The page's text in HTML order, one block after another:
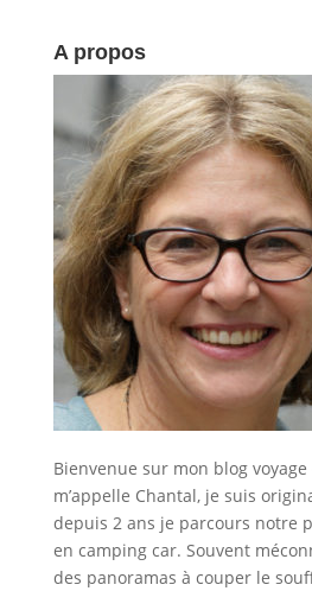
A propos
Bienvenue sur mon blog
m’appelle Chantal, je suis
depuis 2 ans je parcours notre
en camping car. Souvent
des panoramas à couper le